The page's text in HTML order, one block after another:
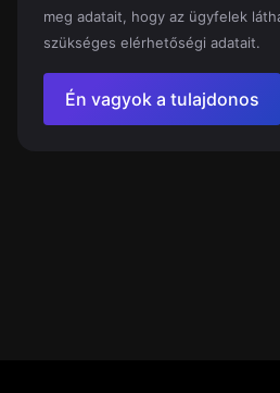
meg adatait, hogy az ügyfelek
szükséges elérhetőségi adatait.
Én vagyok a tulajdonos